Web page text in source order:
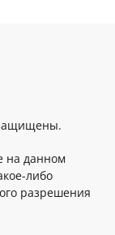
на данном
либо
разрешения